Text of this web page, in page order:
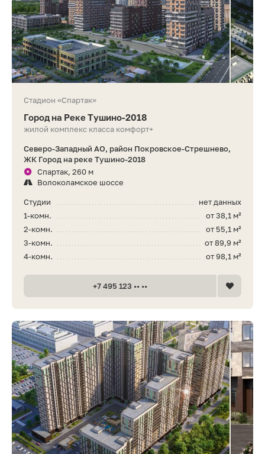
Стадион «Спартак»
Город на Реке Тушино-2018
жилой комплекс класса комфорт+
Северо-Западный АО, район Покровское-Стрешнево,
ЖК Город на реке Тушино-2018
Спартак, 260 м
Волоколамское шоссе
нет данных
Студии
от 38,1 м²
1-комн.
от 55,1 м²
2-комн.
от 89,9 м²
3-комн.
от 98,1 м²
4-комн.
+7 495 123 •• ••